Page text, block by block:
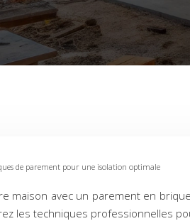
de parement pour une isolation optimale
maison avec un parement en
les techniques professionnelles